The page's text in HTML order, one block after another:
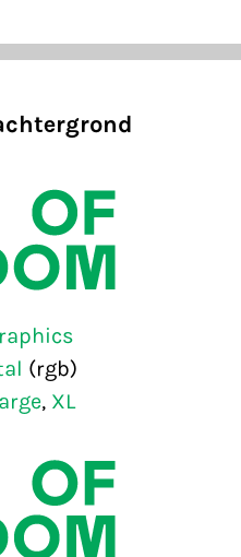
(rgb)
, XL